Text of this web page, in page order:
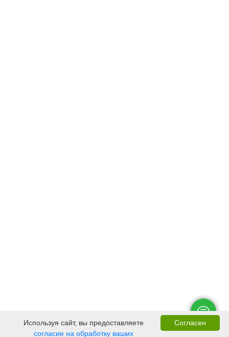
Согласен
Используя сайт, вы предоставляете
согласие на обработку ваших